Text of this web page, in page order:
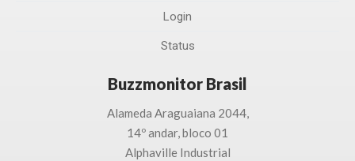
Login
Status
Buzzmonitor Brasil
Alameda Araguaiana 2044,
14º andar, bloco 01
Alphaville Industrial